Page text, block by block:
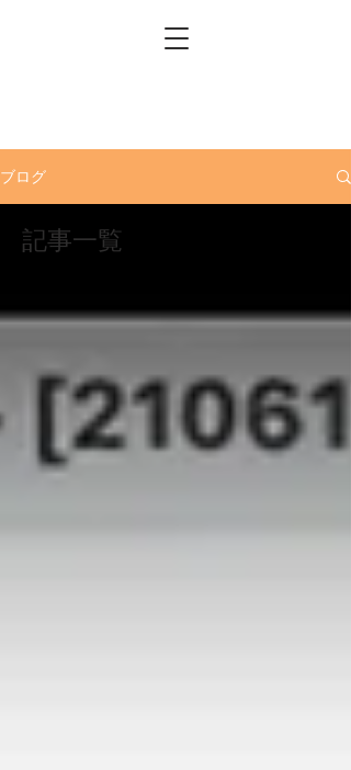
ブログ
記事一覧